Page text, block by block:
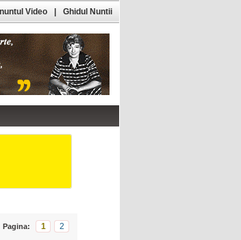
Pagina: 1 2
Video Ghidul Nuntii